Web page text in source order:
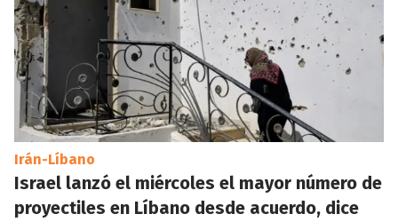
Irán-Líbano
Israel lanzó el miércoles el mayor número de
proyectiles en Líbano desde acuerdo, dice